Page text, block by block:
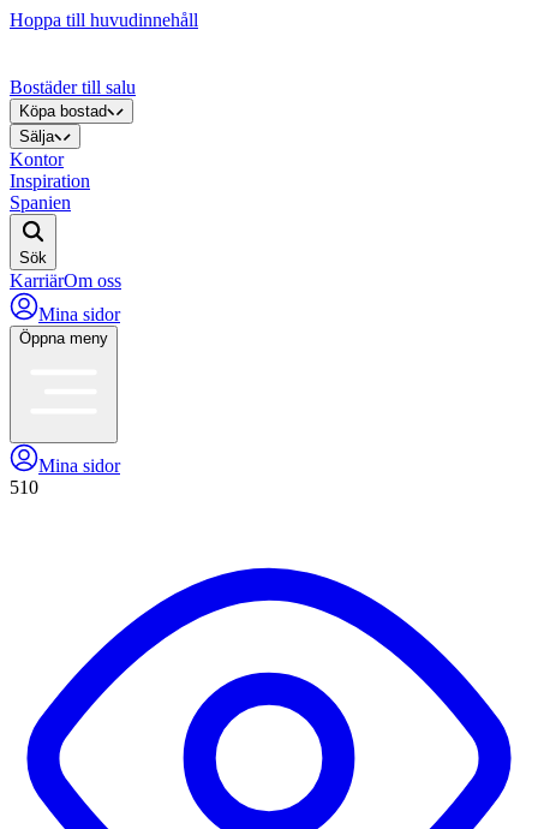
Hoppa till huvudinnehåll
Bostäder till salu
Köpa bostad
Sälja
Kontor
Inspiration
Spanien
Sök
KarriärOm oss
Mina sidor
Öppna meny
Mina sidor
510